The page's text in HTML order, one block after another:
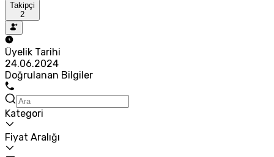
Takipçi
2
Üyelik Tarihi
24.06.2024
Doğrulanan Bilgiler
Kategori
Fiyat Aralığı